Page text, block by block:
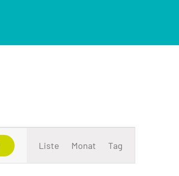
Ansichten-
Navigation
Liste Monat Tag